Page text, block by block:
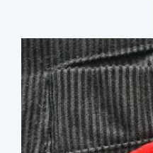
Profile
image